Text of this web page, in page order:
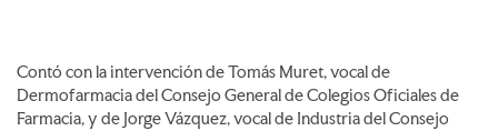
Contó con la intervención de Tomás Muret, vocal de
Dermofarmacia del Consejo General de Colegios Oficiales de
Farmacia, y de Jorge Vázquez, vocal de Industria del Consejo